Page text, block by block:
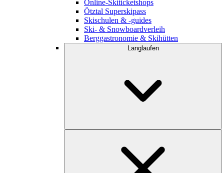
Online-Skiticketshops
Ötztal Superskipass
Skischulen & -guides
Ski- & Snowboardverleih
Berggastronomie & Skihütten
Langlaufen